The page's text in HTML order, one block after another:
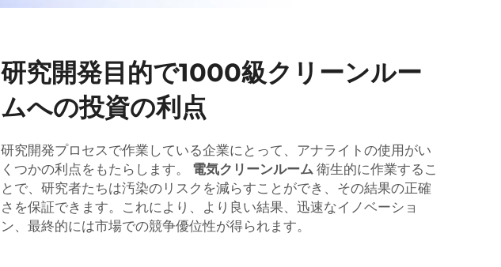
研究開発目的で1000級クリーンルー
ムへの投資の利点
研究開発プロセスで作業している企業にとって、アナライトの使用がい
くつかの利点をもたらします。 電気クリーンルーム 衛生的に作業するこ
とで、研究者たちは汚染のリスクを減らすことができ、その結果の正確
さを保証できます。これにより、より良い結果、迅速なイノベーショ
ン、最終的には市場での競争優位性が得られます。